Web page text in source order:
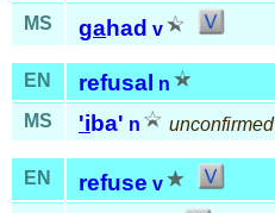
MS
gahad v
EN refusal n
MS
'iba' n unconfirmed
EN refuse v